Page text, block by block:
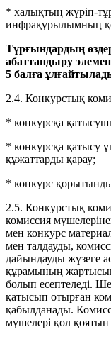
* халықтың жүріп-
инфрақұрылымның
Тұрғындардың
абаттандыру
5 балға
2.4. Конкурстық
* конкурсқа
* конкурсқа қатысу
құжаттарды қарау;
* конкурс
2.5. Конкурстық
комиссия
мен конкурс
мен талдауды,
дайындауды жүзеге
құрамының
болып есептеледі.
қатысып отырған
қабылданады.
мүшелері қол қоятын